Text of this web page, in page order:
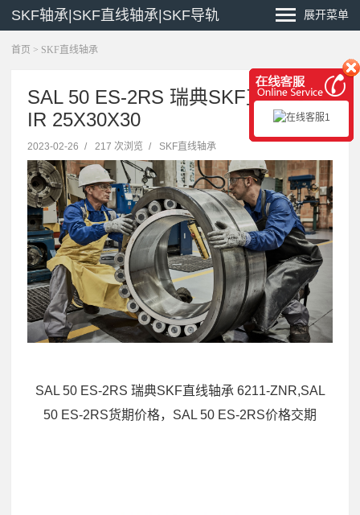
SKF轴承|SKF直线轴承|SKF导轨 展开菜单
首页 > SKF直线轴承
SAL 50 ES-2RS 瑞典SKF直线轴承
IR 25X30X30
2023-02-26 / 217 次浏览 / SKF直线轴承
SAL 50 ES-2RS 瑞典SKF直线轴承 6211-ZNR,SAL
50 ES-2RS货期价格，SAL 50 ES-2RS价格交期